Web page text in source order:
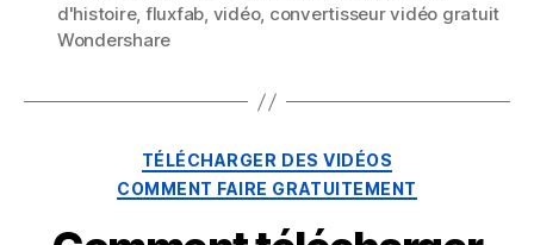
d'histoire, fluxfab, vidéo, convertisseur vidéo gratuit
Wondershare
Catégories
TÉLÉCHARGER DES VIDÉOS
COMMENT FAIRE GRATUITEMENT